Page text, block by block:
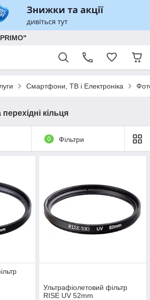
Смартфони, ТВ і Електроніка
кільця
0 Фільтри
Ультрафіолетовий фільтр
RISE UV 52mm